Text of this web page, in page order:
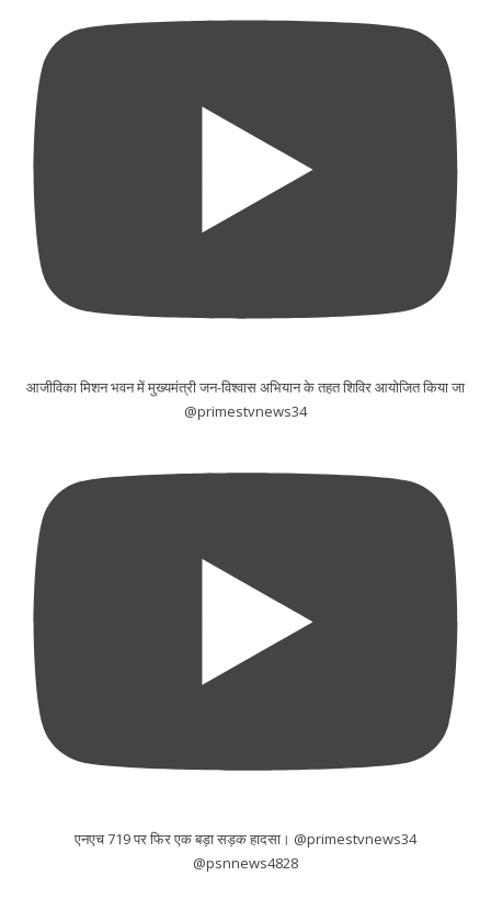
आजीविका मिशन भवन में मुख्यमंत्री जन-विश्वास अभियान के तहत शिविर आयोजित किया जा
@primestvnews34
एनएच 719 पर फिर एक बड़ा सड़क हादसा। @primestvnews34
@psnnews4828